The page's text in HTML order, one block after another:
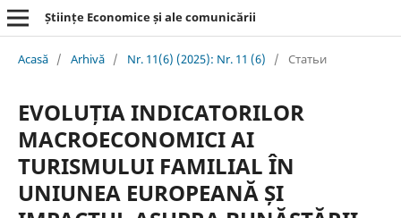
Științe Economice și ale comunicării
Acasă / Arhivă / Nr. 11(6) (2025): Nr. 11 (6) / Статьи
EVOLUȚIA INDICATORILOR
MACROECONOMICI AI
TURISMULUI FAMILIAL ÎN
UNIUNEA EUROPEANĂ ȘI